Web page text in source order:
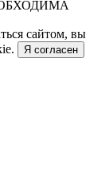
сайтом, вы
Я согласен